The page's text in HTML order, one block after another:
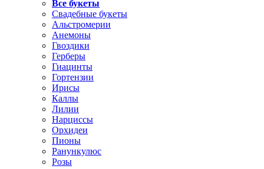
Все букеты
Свадебные букеты
Альстромерии
Анемоны
Гвоздики
Герберы
Гиацинты
Гортензии
Ирисы
Каллы
Лилии
Нарциссы
Орхидеи
Пионы
Ранункулюс
Розы